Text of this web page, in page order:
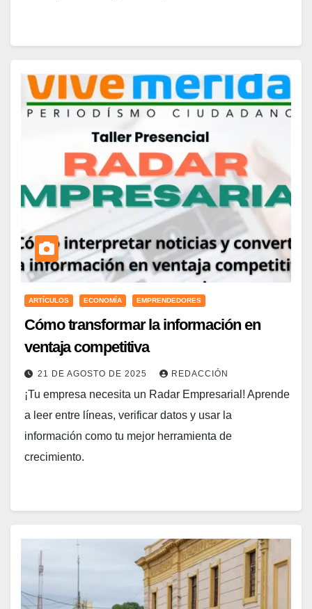
ARTÍCULOS ECONOMÍA EMPRENDEDORES
Cómo transformar la información en
ventaja competitiva
21 DE AGOSTO DE 2025 REDACCIÓN
¡Tu empresa necesita un Radar Empresarial! Aprende
a leer entre líneas, verificar datos y usar la
información como tu mejor herramienta de
crecimiento.